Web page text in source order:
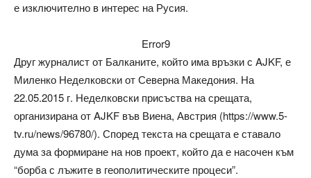
е изключително в интерес на Русия.
Error9
Друг журналист от Балканите, който има връзки с AJKF, е
Миленко Неделковски от Северна Македония. На
22.05.2015 г. Неделковски присъства на срещата,
организирана от AJKF във Виена, Австрия (https://www.5-
tv.ru/news/96780/). Според текста на срещата е ставало
дума за формиране на нов проект, който да е насочен към
“борба с лъжите в геополитическите процеси”.